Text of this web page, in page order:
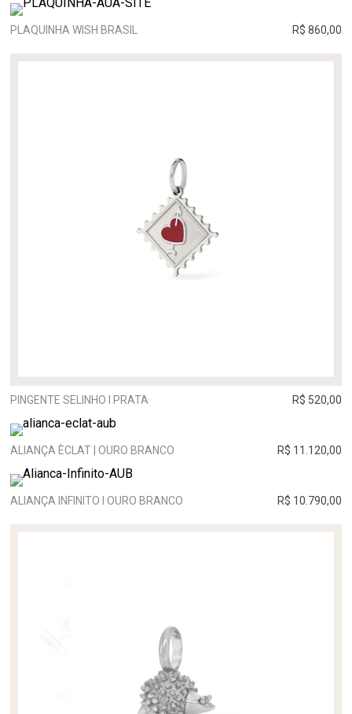
PLAQUINHA WISH BRASIL R$ 860,00
PINGENTE SELINHO I PRATA R$ 520,00
ALIANÇA ÈCLAT | OURO BRANCO R$ 11.120,00
ALIANÇA INFINITO I OURO BRANCO R$ 10.790,00